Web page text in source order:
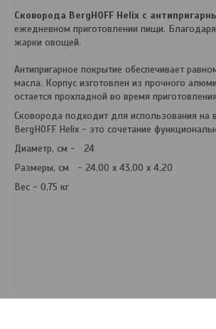
Сковорода BergHOFF Helix с
ежедневном приготовлении пищи.
жарки овощей.
Антипригарное покрытие обеспечивает
масла. Корпус изготовлен из прочного
остается прохладной во время
Сковорода подходит для использования на
BergHOFF Helix - это сочетание
Диаметр, см - 24
Размеры, см - 24,00 x 43,00 x 4,20
Вес - 0,75 кг